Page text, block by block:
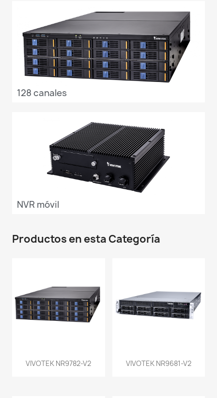
128 canales
NVR móvil
Productos en esta Categoría
VIVOTEK NR9782-V2 VIVOTEK NR9681-V2